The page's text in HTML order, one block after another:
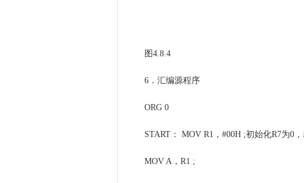
图4.8.4
6．汇编源程序
ORG 0
START： MOV R1，#00H ;初始化R7为0
MOV A，R1 ;